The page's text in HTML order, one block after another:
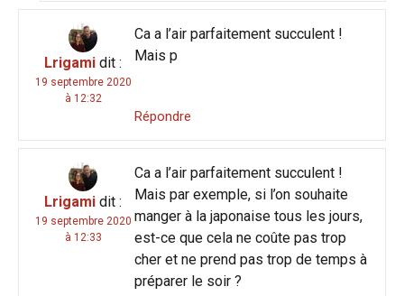
Lrigami dit :
19 septembre 2020
à 12:32
Ca a l’air parfaitement succulent !
Mais p
Répondre
Lrigami dit :
19 septembre 2020
à 12:33
Ca a l’air parfaitement succulent !
Mais par exemple, si l’on souhaite
manger à la japonaise tous les jours,
est-ce que cela ne coûte pas trop
cher et ne prend pas trop de temps à
préparer le soir ?